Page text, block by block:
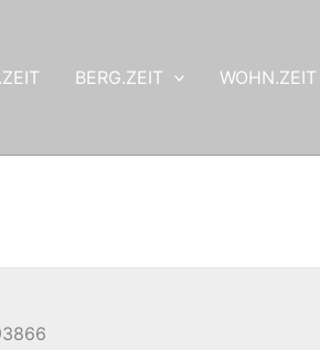
BERG.ZEIT WOHN.ZEIT